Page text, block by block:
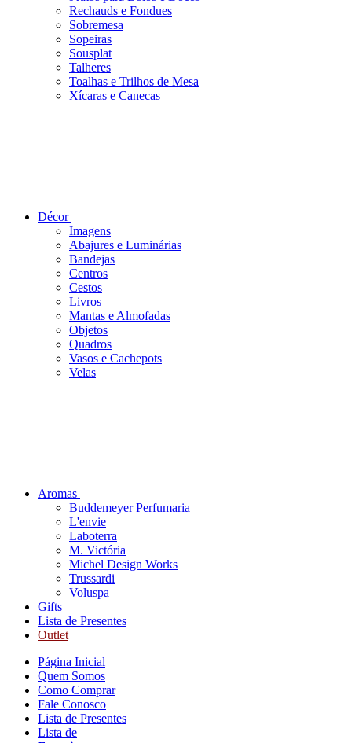
Rechauds e Fondues
Sobremesa
Sopeiras
Sousplat
Talheres
Toalhas e Trilhos de Mesa
Xícaras e Canecas
Décor
Imagens
Abajures e Luminárias
Bandejas
Centros
Cestos
Livros
Mantas e Almofadas
Objetos
Quadros
Vasos e Cachepots
Velas
Aromas
Buddemeyer Perfumaria
L'envie
Laboterra
M. Victória
Michel Design Works
Trussardi
Voluspa
Gifts
Lista de Presentes
Outlet
Página Inicial
Quem Somos
Como Comprar
Fale Conosco
Lista de Presentes
Lista de